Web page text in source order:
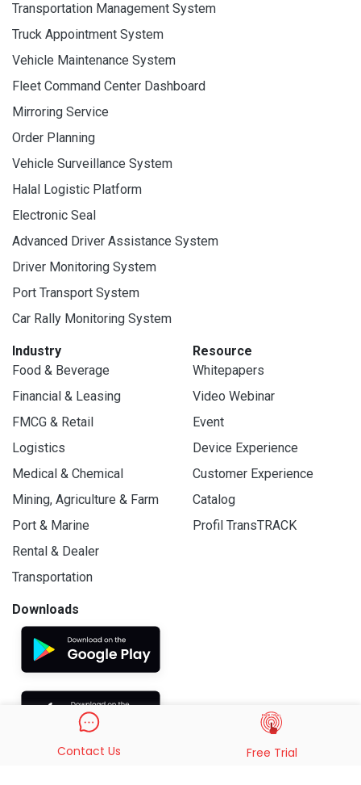
Transportation Management System
Truck Appointment System
Vehicle Maintenance System
Fleet Command Center Dashboard
Mirroring Service
Order Planning
Vehicle Surveillance System
Halal Logistic Platform
Electronic Seal
Advanced Driver Assistance System
Driver Monitoring System
Port Transport System
Car Rally Monitoring System
Industry
Food & Beverage
Financial & Leasing
FMCG & Retail
Logistics
Medical & Chemical
Mining, Agriculture & Farm
Port & Marine
Rental & Dealer
Transportation
Resource
Whitepapers
Video Webinar
Event
Device Experience
Customer Experience
Catalog
Profil TransTRACK
Downloads
Contact Us Free Trial